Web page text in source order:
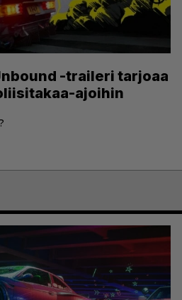
-traileri tarjoaa
ajoihin